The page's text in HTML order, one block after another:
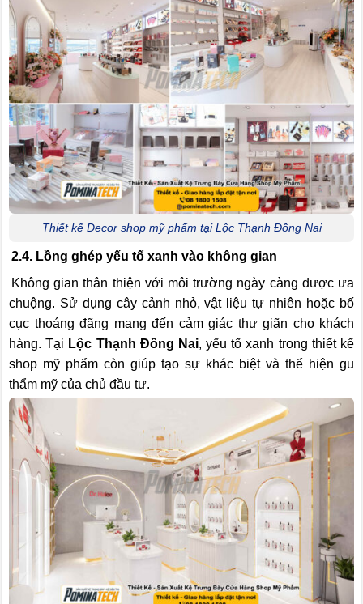
Thiết kế Decor shop mỹ phẩm tại Lộc Thạnh Đồng Nai
2.4. Lồng ghép yếu tố xanh vào không gian
Không gian thân thiện với môi trường ngày càng được ưa
chuộng. Sử dụng cây cảnh nhỏ, vật liệu tự nhiên hoặc bố
cục thoáng đãng mang đến cảm giác thư giãn cho khách
hàng. Tại Lộc Thạnh Đồng Nai, yếu tố xanh trong thiết kế
shop mỹ phẩm còn giúp tạo sự khác biệt và thể hiện gu
thẩm mỹ của chủ đầu tư.